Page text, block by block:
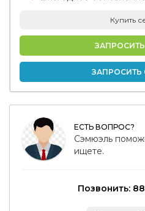
Купить
ЗАПРОСИТЬ
ЕСТЬ ВОПРОС?
Сэмюэль
ищете.
Позвонить: